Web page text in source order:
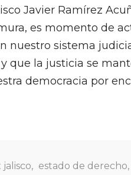
Javier Ramírez
es momento de
nuestro sistema
que la justicia se
democracia por
, estado de derecho,